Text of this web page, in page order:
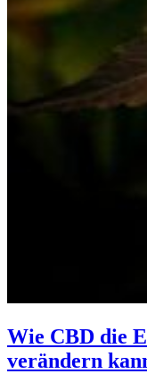
Wie CBD die
verändern